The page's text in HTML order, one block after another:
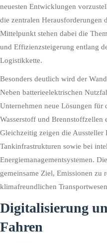
neuesten Entwicklungen
die zentralen Herausforderungen
Mittelpunkt stehen dabei die
und Effizienzsteigerung entlang
Logistikkette.
Besonders deutlich wird der
Neben batterieelektrischen
Unternehmen neue Lösungen für
Wasserstoff und Brennstoffzellen
Gleichzeitig zeigen die Aussteller
Tankinfrastrukturen sowie bei
Energiemanagementsystemen.
gemeinsame Ziel, Emissionen zu
klimafreundlichen
Digitalisierung
Fahren